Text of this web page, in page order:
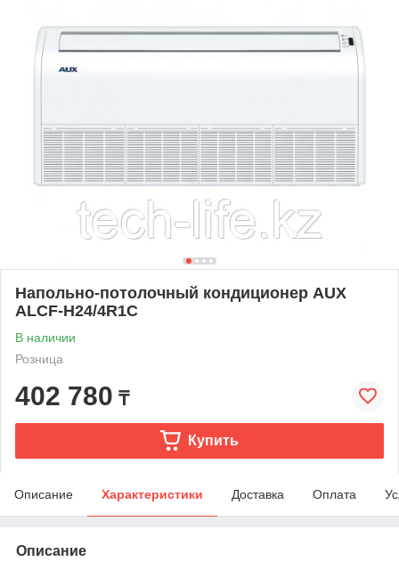
Напольно-потолочный кондиционер AUX
ALCF-H24/4R1C
В наличии
Розница
402 780 ₸
Купить
Описание Характеристики Доставка Оплата
Описание